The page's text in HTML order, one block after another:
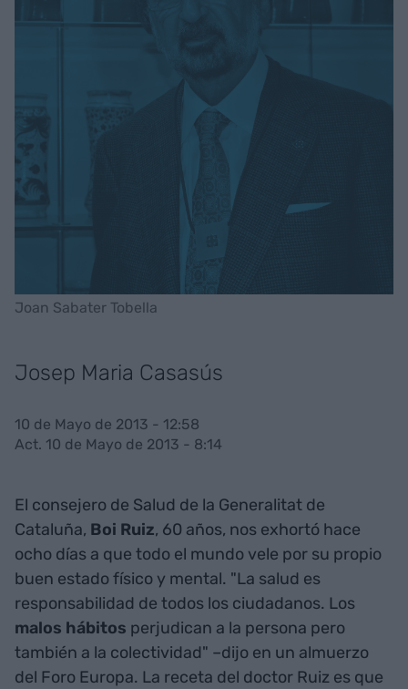
Joan Sabater Tobella
Josep Maria Casasús
10 de Mayo de 2013 - 12:58
Act. 10 de Mayo de 2013 - 8:14
El consejero de Salud de la Generalitat de
Cataluña, Boi Ruiz, 60 años, nos exhortó hace
ocho días a que todo el mundo vele por su propio
buen estado físico y mental. "La salud es
responsabilidad de todos los ciudadanos. Los
malos hábitos perjudican a la persona pero
también a la colectividad" –dijo en un almuerzo
del Foro Europa. La receta del doctor Ruiz es que